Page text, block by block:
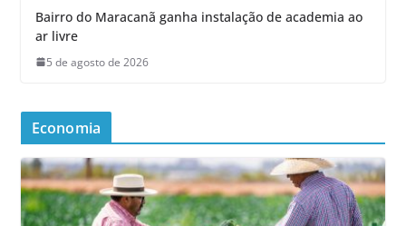
Bairro do Maracanã ganha instalação de academia ao
ar livre
5 de agosto de 2026
Economia